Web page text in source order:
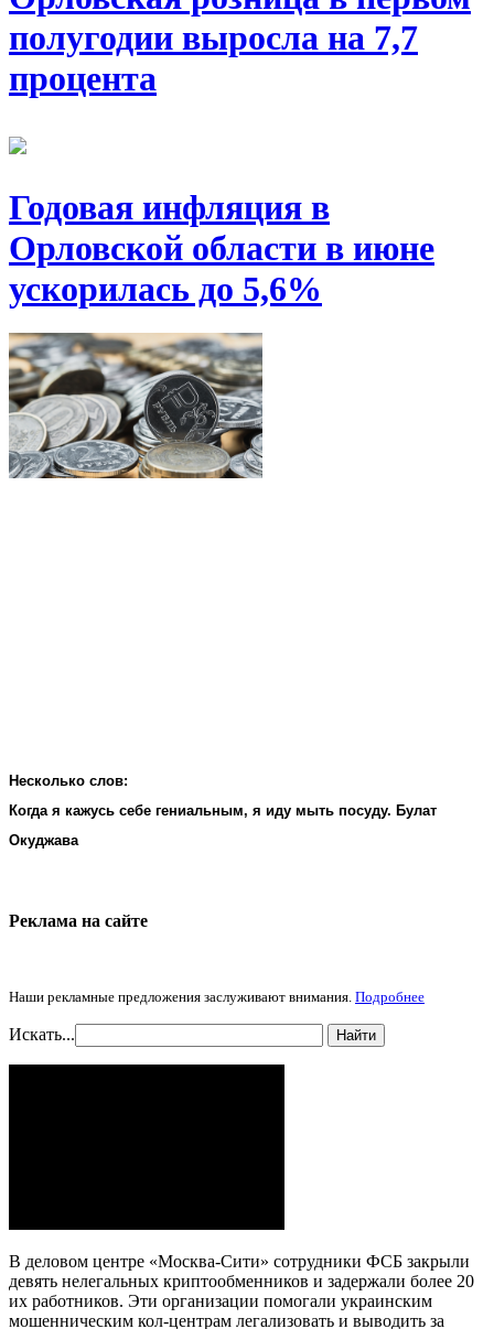
полугодии выросла на 7,7
процента
Годовая инфляция в
Орловской области в июне
ускорилась до 5,6%
Несколько слов:
Когда я кажусь себе гениальным, я иду мыть посуду. Булат
Окуджава
Реклама на cайте
Наши рекламные предложения заслуживают внимания. Подробнее
Искать... Найти
В деловом центре «Москва-Сити» сотрудники ФСБ закрыли
девять нелегальных криптообменников и задержали более 20
их работников. Эти организации помогали украинским
мошенническим кол-центрам легализовать и выводить за